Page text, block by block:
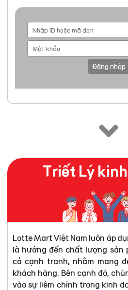
Đăng nhập
Triết Lý
Lotte Mart Việt Nam luôn áp
là hướng đến chất lượng sản
cả cạnh tranh, nhằm mang
khách hàng. Bên cạnh đó,
vào sự liêm chính trong kinh